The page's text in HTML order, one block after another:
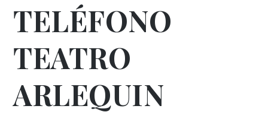
TELÉFONO
TEATRO
ARLEQUIN